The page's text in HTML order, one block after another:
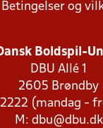
Betingelser og
Boldspil-
DBU Allé 1
2605 Brøndby
2222 (mandag -
M: dbu@dbu.dk